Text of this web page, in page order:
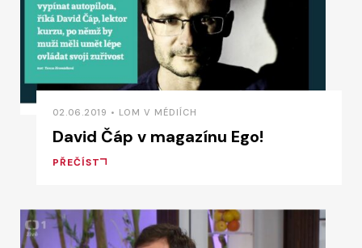
02.06.2019 • LOM V MÉDIÍCH
David Čáp v magazínu Ego!
PŘEČÍST